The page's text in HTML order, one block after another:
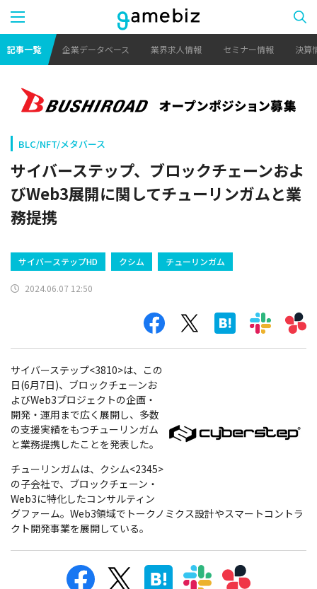
記事一覧 企業データベース 業界求人情報 セミナー情報 決算
BLC/NFT/メタバース
サイバーステップ、ブロックチェーンおよ
びWeb3展開に関してチューリンガムと業
務提携
サイバーステップHD クシム チューリンガム
2024.06.07 12:50
サイバーステップ<3810>は、この
日(6月7日)、ブロックチェーンお
よびWeb3プロジェクトの企画・
開発・運用まで広く展開し、多数
の支援実績をもつチューリンガム
と業務提携したことを発表した。
チューリンガムは、クシム<2345>
の子会社で、ブロックチェーン・
Web3に特化したコンサルティン
グファーム。Web3領域でトークノミクス設計やスマートコントラ
クト開発事業を展開している。